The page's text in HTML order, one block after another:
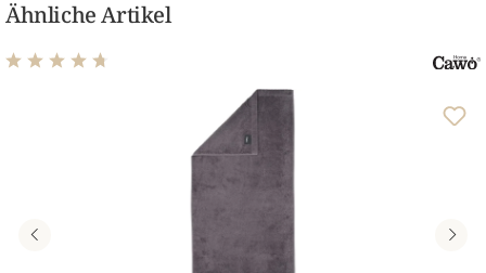
Ähnliche Artikel
Durchschnittliche Bewertung von 4.76 von 5 Sternen